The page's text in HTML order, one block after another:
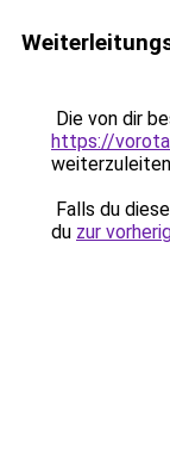
Die von dir
https://
Falls du
du zur